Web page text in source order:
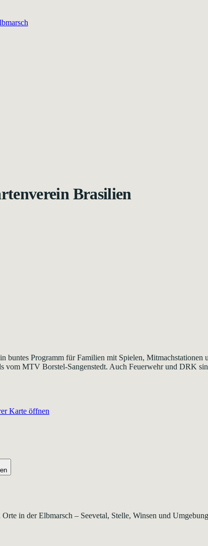
Brasilien
buntes Programm für Familien mit Spielen,
MTV Borstel-Sangenstedt. Auch Feuerwehr und DRK
Karte öffnen
in der Elbmarsch – Seevetal, Stelle, Winsen und